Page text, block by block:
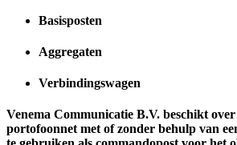
Basisposten
Aggregaten
Verbindingswagen
Venema Communicatie B.V. beschikt
portofoonnet met of zonder behulp van